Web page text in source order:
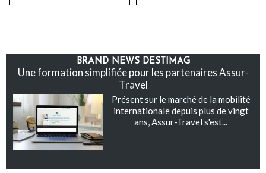
BRAND NEWS DESTIMAG
Une formation simplifiée pour les partenaires Assur-
Travel
Présent sur le marché de la mobilité
internationale depuis plus de vingt
ans, Assur-Travel s'est...